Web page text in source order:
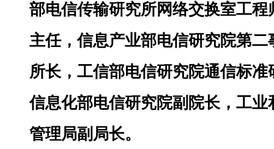
部电信传输研究所网络交换室工
主任，信息产业部电信研究院第
所长，工信部电信研究院通信标
信息化部电信研究院副院长，工
管理局副局长。